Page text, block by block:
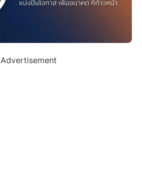
Advertisement